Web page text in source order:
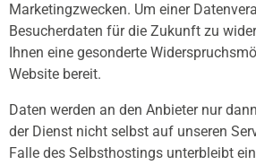
Marketingzwecken. Um einer
Besucherdaten für die Zukunft zu
Ihnen eine gesonderte
Website bereit.
Daten werden an den Anbieter nur
der Dienst nicht selbst auf unseren
Falle des Selbsthostings unterbleibt